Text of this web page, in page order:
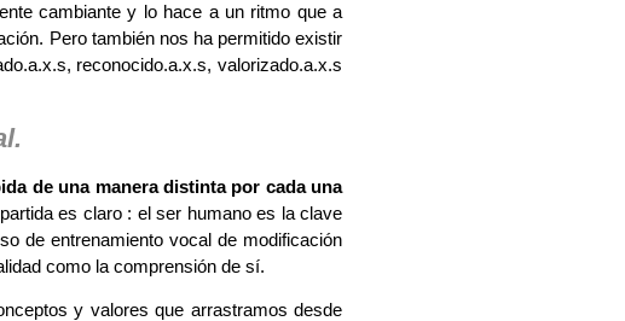
cambiante y lo hace a un ritmo que a
Pero también nos ha permitido existir
reconocido.a.x.s, valorizado.a.x.s
de una manera distinta por cada una
es claro : el ser humano es la clave
de entrenamiento vocal de modificación
como la comprensión de sí.
y valores que arrastramos desde